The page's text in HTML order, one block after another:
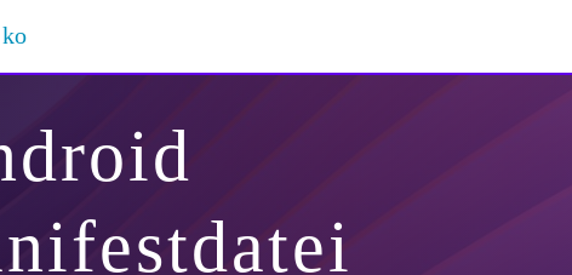
ko